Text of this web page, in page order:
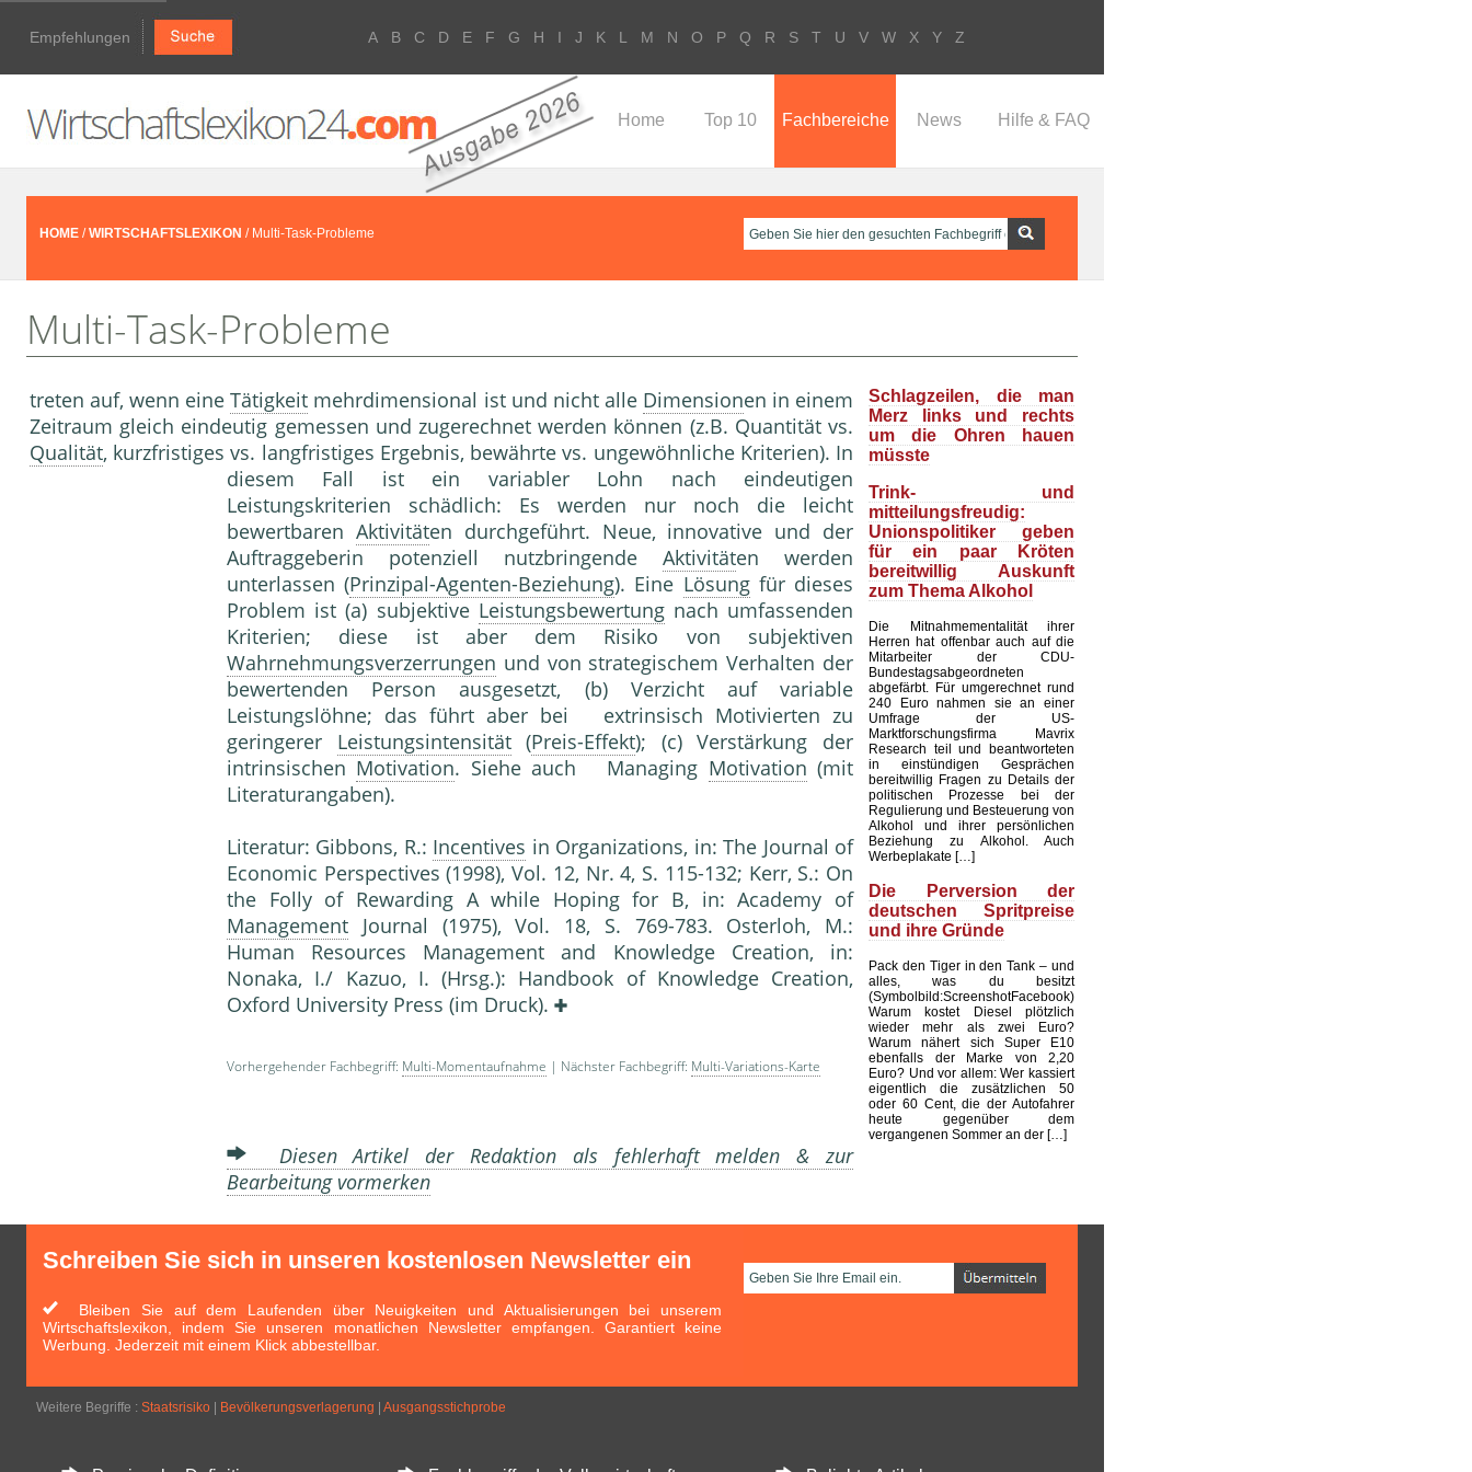
Empfehlungen A B C D E F G H I J K L M N O P Q R S T U V W X Y Z
Home Top 10 Fachbereiche News Hilfe & FAQ
HOME /WIRTSCHAFTSLEXIKON / Multi-Task-Probleme
Multi-Task-Probleme
treten auf, wenn eineTätigkeit mehrdimensional ist und nicht alle Dimensionen in einem
Zeitraum gleich eindeutig gemessen und zugerechnet werden können (z.B. Quantität vs.
Qualität, kurzfristiges vs. langfristiges Ergebnis, bewährte vs. ungewöhnliche Kriterien). In
diesem Fall ist ein variabler Lohn nach eindeutigen
Leistungskriterien schädlich: Es werden nur noch die leicht
bewertbaren Aktivitäten durchgeführt. Neue, innovative und der
Auftraggeberin potenziell nutzbringende Aktivitäten werden
unterlassen (Prinzipal-Agenten-Beziehung). Eine Lösungfür dieses
Problem ist (a) subjektive Leistungsbewertungnach umfassenden
Kriterien; diese ist aber dem Risiko von subjektiven
Wahrnehmungsverzerrungen und von strategischem Verhal­ten der
bewertenden Person ausgesetzt, (b) Verzicht auf variable
Leistungslöhne; das führt aber bei extrinsisch Motivierten zu
geringerer Leistungsintensität(Preis-Effekt); (c) Verstärkung der
intrinsischen Motivation. Siehe auch Managing Motivation (mit
Literaturangaben).
Literatur: Gibbons, R.: Incentives in Organizations, in: The Journal of
Economic Perspectives (1998), Vol. 12, Nr. 4, S. 115-132; Kerr, S.: On
the Folly of Rewarding A while Hoping for B, in: Academy of
Management Journal (1975), Vol. 18, S. 769-783. Osterloh, M.:
Human Resources Ma­nagement and Knowledge Creation, in:
Nonaka, I./ Kazuo, I. (Hrsg.): Handbook of Knowledge Crea­tion,
Oxford University Press (im Druck).
Vorhergehender Fachbegriff: Multi-Momentaufnahme | Nächster Fachbegriff: Multi-Variations-Karte
Diesen Artikel der Redaktion als fehlerhaft melden & zur
Bearbeitung vormerken
Schlagzeilen, die man
Merz links und rechts
um die Ohren hauen
müsste
Trink- und
mitteilungsfreudig:
Unionspolitiker geben
für ein paar Kröten
bereitwillig Auskunft
zum Thema Alkohol
Die Mitnahmementalität ihrer
Herren hat offenbar auch auf die
Mitarbeiter der CDU-
Bundestagsabgeordneten
abgefärbt. Für umgerechnet rund
240 Euro nahmen sie an einer
Umfrage der US-
Marktforschungsfirma Mavrix
Research teil und beantworteten
in einstündigen Gesprächen
bereitwillig Fragen zu Details der
politischen Prozesse bei der
Regulierung und Besteuerung von
Alkohol und ihrer persönlichen
Beziehung zu Alkohol. Auch
Werbeplakate […]
Die Perversion der
deutschen Spritpreise
und ihre Gründe
Pack den Tiger in den Tank – und
alles, was du besitzt
(Symbolbild:ScreenshotFacebook)
Warum kostet Diesel plötzlich
wieder mehr als zwei Euro?
Warum nähert sich Super E10
ebenfalls der Marke von 2,20
Euro? Und vor allem: Wer kassiert
eigentlich die zusätzlichen 50
oder 60 Cent, die der Autofahrer
heute gegenüber dem
vergangenen Sommer an der […]
Schreiben Sie sich in unseren kostenlosen Newsletter ein
Bleiben Sie auf dem Laufenden über Neuigkeiten und Aktualisierungen bei unserem
Wirtschaftslexikon, indem Sie unseren monatlichen Newsletter empfangen. Garantiert keine
Werbung. Jederzeit mit einem Klick abbestellbar.
Weitere Begriffe : Staatsrisiko Bevölkerungsverlagerung Ausgangsstichprobe